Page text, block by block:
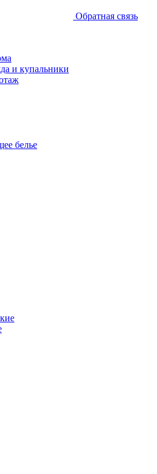
Обратная связь
и купальники
белье